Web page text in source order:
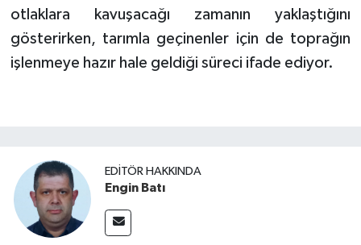
otlaklara kavuşacağı zamanın yaklaştığını
gösterirken, tarımla geçinenler için de toprağın
işlenmeye hazır hale geldiği süreci ifade ediyor.
EDITÖR HAKKINDA
Engin Batı